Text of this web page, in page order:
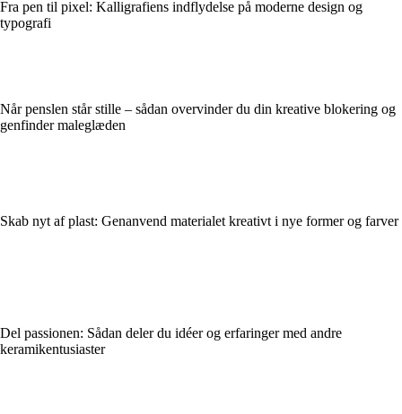
Fra pen til pixel: Kalligrafiens indflydelse på moderne design og
typografi
Når penslen står stille – sådan overvinder du din kreative blokering og
genfinder maleglæden
Skab nyt af plast: Genanvend materialet kreativt i nye former og farver
Del passionen: Sådan deler du idéer og erfaringer med andre
keramikentusiaster